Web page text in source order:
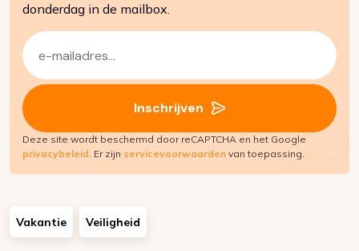
donderdag in de mailbox.
E-
mailadres
(Vereist)
Inschrijven
Deze site wordt beschermd door reCAPTCHA en het Google
privacybeleid. Er zijn servicevoorwaarden van toepassing.
Vakantie Veiligheid